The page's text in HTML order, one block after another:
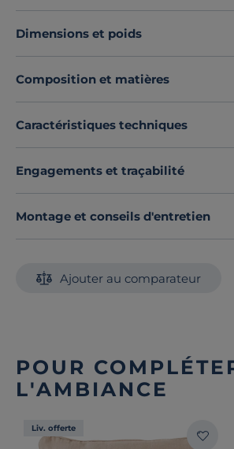
La collection Alden se décline en
places, 3 places et grand 3 places,
Dimensions et poids
Composition et matières
Caractéristiques techniques
Engagements et traçabilité
Montage et conseils d'entretien
Ajouter au comparateur
POUR
L'AMBIANCE
Liv. offerte